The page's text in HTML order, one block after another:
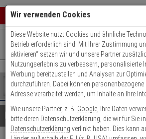
Warenkorb schließen
0 ARTIKEL IM
Ihr Warenkorb
Ergebnisse ()
Shop
durchsuchen
Bitte
geben
Sie
mindestens
Es
wurde
noch
Kategorien
+49 (0)821 899 493-0Mo. - Do.: 8:00 - 16:30 |
Kontaktservice nutzen
Details Beratung
Wir verwenden Cookies
Diese Website nutzt Cookies und ähnliche
Betrieb erforderlich sind. Mit Ihrer Zustimmung
aktivieren“ setzen wir und unsere Partner
Nutzungserlebnis zu verbessern, personalisierte
Werbung bereitzustellen und Analysen zur
durchzuführen. Dabei können personenbezogene
Adresse verarbeitet werden, um Inhalte an Ihre
Wie unsere Partner, z. B. Google , Ihre Daten
bitte deren Datenschutzerklärung, die wir für Sie
Datenschutzerklärung verlinkt haben. Dies kann